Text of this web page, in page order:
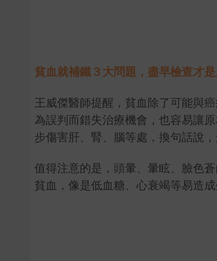
貧血就補鐵３大問題，盡早檢查才是
王威傑醫師提醒，貧血除了可能與
為誤判而錯失治療機會，也容易讓
步傷害肝、腎、腦等處，換句話說
值得注意的是，頭暈、暈眩、臉色
貧血，像是低血糖、心衰竭等易造